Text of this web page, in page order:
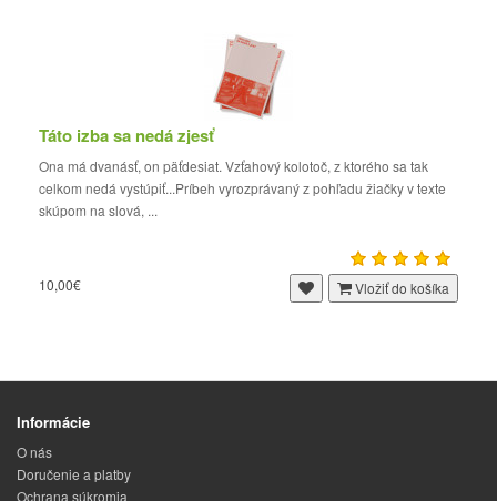
Táto izba sa nedá zjesť
Ona má dvanásť, on päťdesiat. Vzťahový kolotoč, z ktorého sa tak
celkom nedá vystúpiť...Príbeh vyrozprávaný z pohľadu žiačky v texte
skúpom na slová, ...
10,00€ Vložiť do košíka
Informácie
O nás
Doručenie a platby
Ochrana súkromia